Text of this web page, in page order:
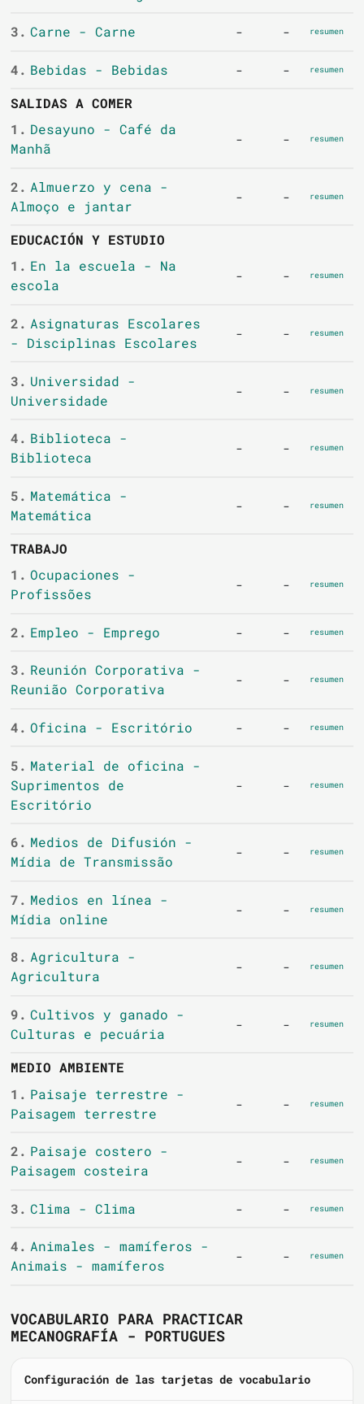
3. Carne - Carne - - resumen
4. Bebidas - Bebidas - - resumen
SALIDAS A COMER
1. Desayuno - Café da
Manhã
- - resumen
2. Almuerzo y cena -
Almoço e jantar
- - resumen
EDUCACIÓN Y ESTUDIO
1. En la escuela - Na
escola
- - resumen
2. Asignaturas Escolares
- Disciplinas Escolares
- - resumen
3. Universidad -
Universidade
- - resumen
4. Biblioteca -
Biblioteca
- - resumen
5. Matemática -
Matemática
- - resumen
TRABAJO
1. Ocupaciones -
Profissões
- - resumen
2. Empleo - Emprego - - resumen
3. Reunión Corporativa -
Reunião Corporativa
- - resumen
4. Oficina - Escritório - - resumen
5. Material de oficina -
Suprimentos de
Escritório
- - resumen
6. Medios de Difusión -
Mídia de Transmissão
- - resumen
7. Medios en línea -
Mídia online
- - resumen
8. Agricultura -
Agricultura
- - resumen
9. Cultivos y ganado -
Culturas e pecuária
- - resumen
MEDIO AMBIENTE
1. Paisaje terrestre -
Paisagem terrestre
- - resumen
2. Paisaje costero -
Paisagem costeira
- - resumen
3. Clima - Clima - - resumen
4. Animales - mamíferos -
Animais - mamíferos
- - resumen
VOCABULARIO PARA PRACTICAR
MECANOGRAFÍA - PORTUGUES
Configuración de las tarjetas de vocabulario